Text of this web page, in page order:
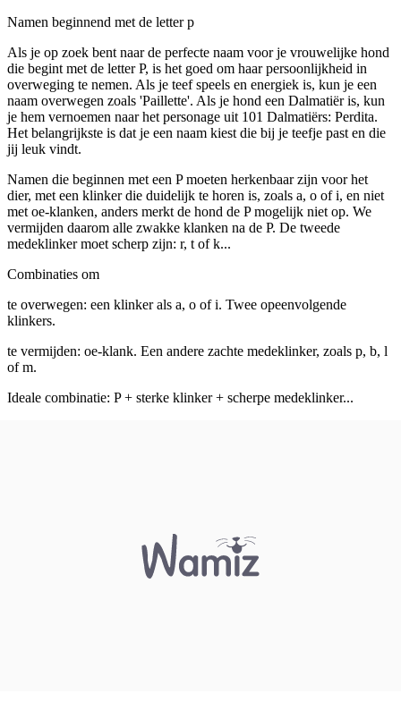
Namen beginnend met de letter p
Als je op zoek bent naar de perfecte naam voor je vrouwelijke hond
die begint met de letter P, is het goed om haar persoonlijkheid in
overweging te nemen. Als je teef speels en energiek is, kun je een
naam overwegen zoals 'Paillette'. Als je hond een Dalmatiër is, kun
je hem vernoemen naar het personage uit 101 Dalmatiërs: Perdita.
Het belangrijkste is dat je een naam kiest die bij je teefje past en die
jij leuk vindt.
Namen die beginnen met een P moeten herkenbaar zijn voor het
dier, met een klinker die duidelijk te horen is, zoals a, o of i, en niet
met oe-klanken, anders merkt de hond de P mogelijk niet op. We
vermijden daarom alle zwakke klanken na de P. De tweede
medeklinker moet scherp zijn: r, t of k...
Combinaties om
te overwegen: een klinker als a, o of i. Twee opeenvolgende
klinkers.
te vermijden: oe-klank. Een andere zachte medeklinker, zoals p, b, l
of m.
Ideale combinatie: P + sterke klinker + scherpe medeklinker...